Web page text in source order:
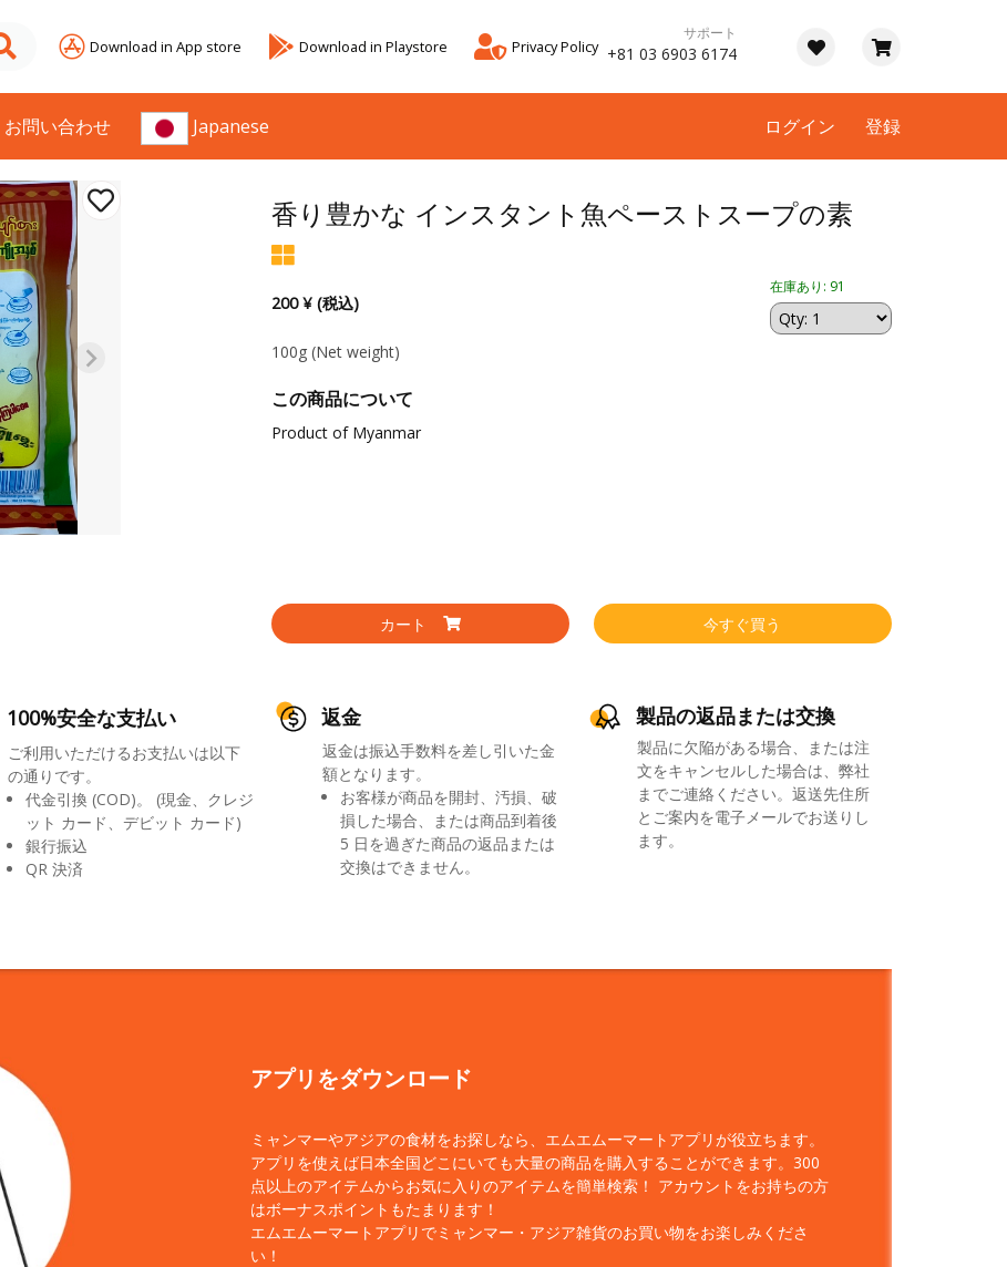
Download in App store Download in Playstore Privacy Policy
サポート
+81 03 6903 6174
お問い合わせ Japanese ログイン 登録
香り豊かな インスタント魚ペーストスープの素
200 ¥ (税込)
在庫あり: 91
100g (Net weight)
この商品について
Product of Myanmar
カート 今すぐ買う
100%安全な支払い
ご利用いただけるお支払いは以下
の通りです。
代金引換 (COD)。 (現金、クレジ
ット カード、デビット カード)
銀行振込
QR 決済
返金
返金は振込手数料を差し引いた金
額となります。
お客様が商品を開封、汚損、破
損した場合、または商品到着後
5 日を過ぎた商品の返品または
交換はできません。
製品の返品または交換
製品に欠陥がある場合、または注
文をキャンセルした場合は、弊社
までご連絡ください。返送先住所
とご案内を電子メールでお送りし
ます。
アプリをダウンロード
ミャンマーやアジアの食材をお探しなら、エムエムーマートアプリが役立ちます。
アプリを使えば日本全国どこにいても大量の商品を購入することができます。300
点以上のアイテムからお気に入りのアイテムを簡単検索！ アカウントをお持ちの方
はボーナスポイントもたまります！
エムエムーマートアプリでミャンマー・アジア雑貨のお買い物をお楽しみくださ
い！